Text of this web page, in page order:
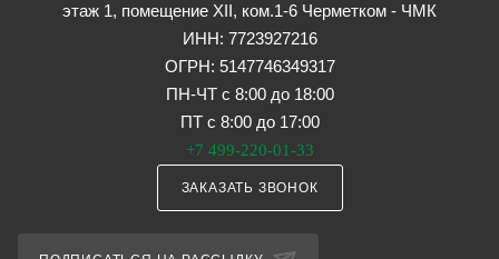
этаж 1, помещение XII, ком.1-6 Черметком - ЧМК
ИНН: 7723927216
ОГРН: 5147746349317
ПН-ЧТ с 8:00 до 18:00
ПТ с 8:00 до 17:00
+7 499-220-01-33
ЗАКАЗАТЬ ЗВОНОК